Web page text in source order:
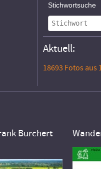
Stichwortsuche
Aktuell:
18693 Fotos aus
Burchert